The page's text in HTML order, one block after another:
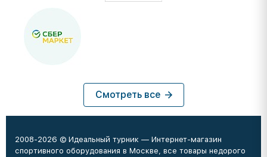
Смотреть все
2008-2026 © Идеальный турник — Интернет-магазин
спортивного оборудования в Москве, все товары недорого